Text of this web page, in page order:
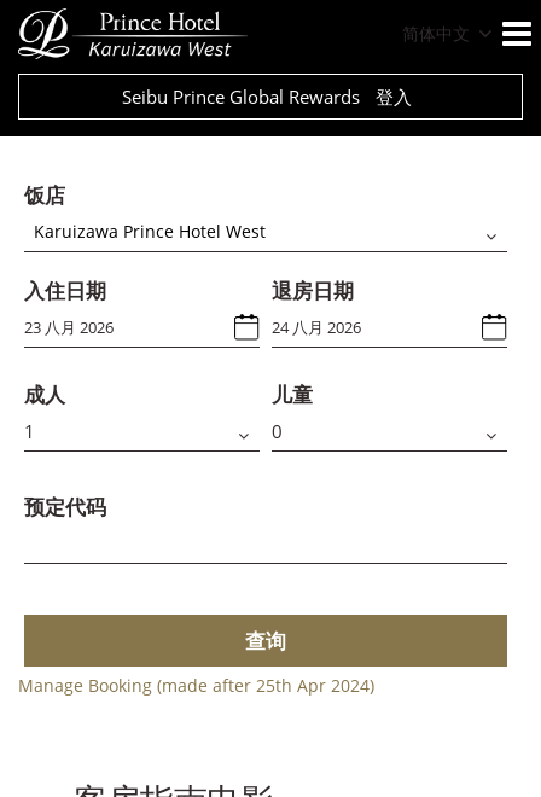
简体中文
Seibu Prince Global Rewards 登入
饭店
Karuizawa Prince Hotel West
入住日期 退房日期
成人 儿童
预定代码
查询
Manage Booking (made after 25th Apr 2024)